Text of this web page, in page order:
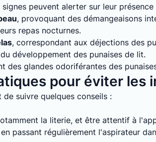
peuvent alerter sur leur présence
, provoquant des démangeaisons
repas nocturnes.
, correspondant aux déjections des
développement des punaises de lit.
des glandes odoriférantes des
pour éviter les
suivre quelques conseils :
la literie, et être attentif à
en passant régulièrement l'aspirateur